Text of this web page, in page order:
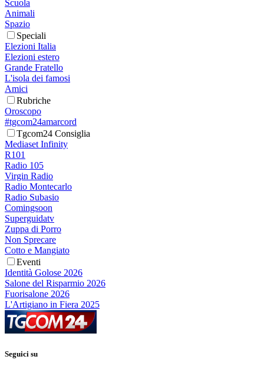
Scuola
Animali
Spazio
Speciali
Elezioni Italia
Elezioni estero
Grande Fratello
L'isola dei famosi
Amici
Rubriche
Oroscopo
#tgcom24amarcord
Tgcom24 Consiglia
Mediaset Infinity
R101
Radio 105
Virgin Radio
Radio Montecarlo
Radio Subasio
Comingsoon
Superguidatv
Zuppa di Porro
Non Sprecare
Cotto e Mangiato
Eventi
Identità Golose 2026
Salone del Risparmio 2026
Fuorisalone 2026
L'Artigiano in Fiera 2025
Seguici su